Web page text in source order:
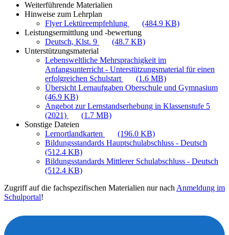
Weiterführende Materialien
Hinweise zum Lehrplan
Flyer Lektüreempfehlung
(484.9 KB)
Leistungsermittlung und -bewertung
Deutsch, Klst. 9
(48.7 KB)
Unterstützungsmaterial
Lebensweltliche Mehrsprachigkeit im
Anfangsunterricht - Unterstützungsmaterial für einen
erfolgreichen Schulstart
(1.6 MB)
Übersicht Lernaufgaben Oberschule und Gymnasium
(46.9 KB)
Angebot zur Lernstandserhebung in Klassenstufe 5
(2021)
(1.7 MB)
Sonstige Dateien
Lernortlandkarten
(196.0 KB)
Bildungsstandards Hauptschulabschluss - Deutsch
(512.4 KB)
Bildungsstandards Mittlerer Schulabschluss - Deutsch
(512.4 KB)
Zugriff auf die fachspezifischen Materialien nur nach Anmeldung im
Schulportal!